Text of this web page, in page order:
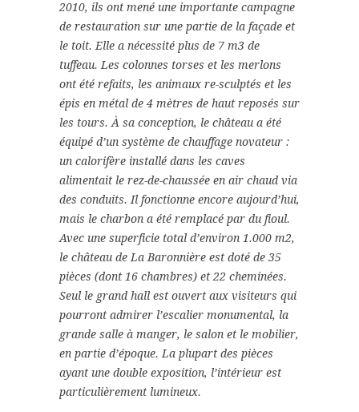
2010, ils ont mené une importante campagne
de restauration sur une partie de la façade et
le toit. Elle a nécessité plus de 7 m3 de
tuffeau. Les colonnes torses et les merlons
ont été refaits, les animaux re-sculptés et les
épis en métal de 4 mètres de haut reposés sur
les tours. À sa conception, le château a été
équipé d’un système de chauffage novateur :
un calorifère installé dans les caves
alimentait le rez-de-chaussée en air chaud via
des conduits. Il fonctionne encore aujourd’hui,
mais le charbon a été remplacé par du fioul.
Avec une superficie total d’environ 1.000 m2,
le château de La Baronnière est doté de 35
pièces (dont 16 chambres) et 22 cheminées.
Seul le grand hall est ouvert aux visiteurs qui
pourront admirer l’escalier monumental, la
grande salle à manger, le salon et le mobilier,
en partie d’époque. La plupart des pièces
ayant une double exposition, l’intérieur est
particulièrement lumineux.